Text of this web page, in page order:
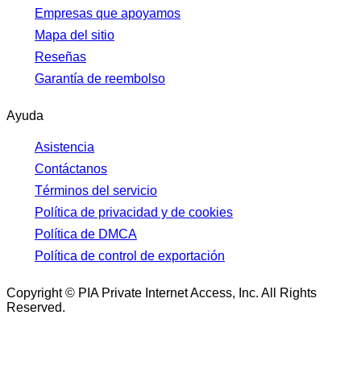
Empresas que apoyamos
Mapa del sitio
Reseñas
Garantía de reembolso
Ayuda
Asistencia
Contáctanos
Términos del servicio
Política de privacidad y de cookies
Política de DMCA
Política de control de exportación
Copyright © PIA Private Internet Access, Inc. All Rights
Reserved.